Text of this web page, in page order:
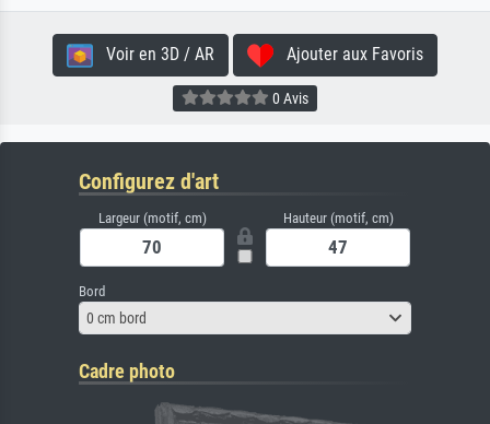
Voir en 3D / AR Ajouter aux Favoris
0 Avis
Configurez d'art
Largeur (motif, cm) Hauteur (motif, cm)
Bord
0 cm bord
Cadre photo